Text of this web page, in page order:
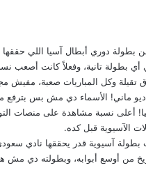
دوري أبطال آسيا اللي حققها
بطولة تانية، وفعلاً كانت أصعب
وكل المباريات صعبة، مفيش
ماني! الأسماء دي مش بس
أعلى نسبة مشاهدة على منصات
الآسيوية قبل كده.
آسيوية قدر يحققها نادي
من أوسع أبوابه، وبطولته دي مش